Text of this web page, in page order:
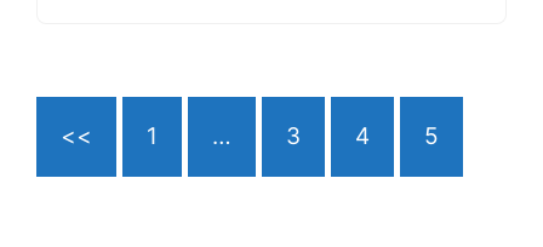
<< 1 … 3 4 5